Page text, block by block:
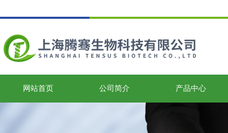
网站首页 公司简介 产品中心